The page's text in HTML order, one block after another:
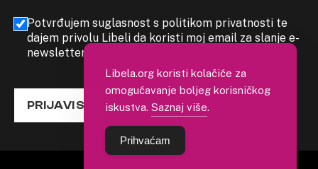
Potvrđujem suglasnost s politikom privatnosti te
dajem privolu Libeli da koristi moj email za slanje e-
newslettera
PRIJAVI SE
Libela.org koristi kolačiće za
omogućavanje boljeg korisničkog
iskustva. Saznaj više.
Prihvaćam